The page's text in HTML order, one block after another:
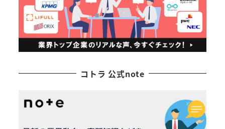
コトラ 公式note